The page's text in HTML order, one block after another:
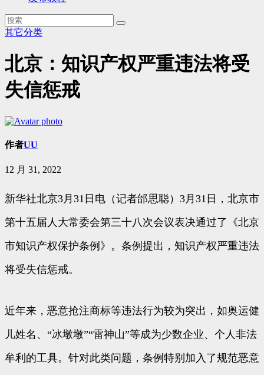
其它分类
北京：知识产权严重违法将受
失信惩戒
作者UU
12 月 31, 2022
新华社北京3月31日电（记者邰思聪）3月31日，北京市
第十五届人大常委会第三十八次会议表决通过了《北京
市知识产权保护条例》。条例提出，知识产权严重违法
将受失信惩戒。
近年来，恶意抢注商标等违法行为较为突出，如奥运健
儿姓名、“冰墩墩”“雷神山”等成为少数企业、个人非法
牟利的工具。针对此类问题，条例特别加入了规范恶意